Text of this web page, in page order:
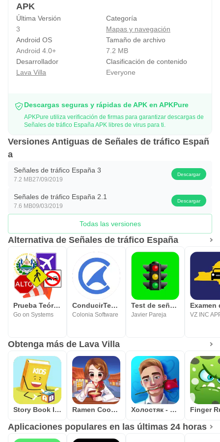
APK
Última Versión
3
Categoría
Mapas y navegación
Android OS
Android 4.0+
Tamaño de archivo
7.2 MB
Desarrollador
Lava Villa
Clasificación de contenido
Everyone
Descargas seguras y rápidas de APK en APKPure
APKPure utiliza verificación de firmas para garantizar descargas de
Señales de tráfico España APK libres de virus para ti.
Versiones Antiguas de Señales de tráfico Españ
a
Señales de tráfico España 3
7.2 MB27/09/2019
Descargar
Señales de tráfico España 2.1
7.6 MB09/03/2019
Descargar
Todas las versiones
Alternativa de Señales de tráfico España
Prueba Teórica de Manejo
Go on Systems
ConducirTest: Examen Teorico
Colonia Software
Test de señales de tráfico
Javier Pareja VZ INC
Obtenga más de Lava Villa
Story Book In English Free Offline Reading - USA Ramen Cooking Game Adventure Холостяк - квест игра
Aplicaciones populares en las últimas 24 horas